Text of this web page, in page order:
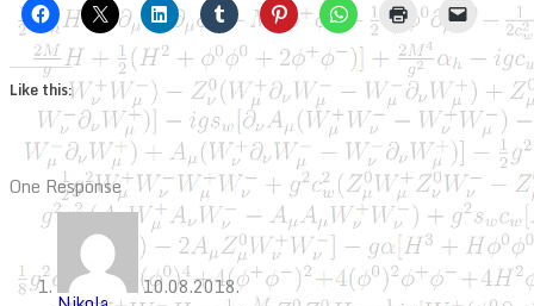
Like this:
One Response
10.08.2018.